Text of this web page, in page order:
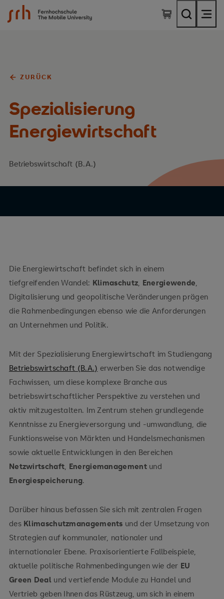
SRH Fernhochschule - The Mobile University
ZURÜCK
Spezialisierung
Energiewirtschaft
Betriebswirtschaft (B.A.)
Die Energiewirtschaft befindet sich in einem
tiefgreifenden Wandel: Klimaschutz, Energiewende,
Digitalisierung und geopolitische Veränderungen prägen
die Rahmenbedingungen ebenso wie die Anforderungen
an Unternehmen und Politik.
Mit der Spezialisierung Energiewirtschaft im Studiengang
Betriebswirtschaft (B.A.) erwerben Sie das notwendige
Fachwissen, um diese komplexe Branche aus
betriebswirtschaftlicher Perspektive zu verstehen und
aktiv mitzugestalten. Im Zentrum stehen grundlegende
Kenntnisse zu Energieversorgung und -umwandlung, die
Funktionsweise von Märkten und Handelsmechanismen
sowie aktuelle Entwicklungen in den Bereichen
Netzwirtschaft, Energiemanagementund
Energiespeicherung.
Darüber hinaus befassen Sie sich mit zentralen Fragen
des Klimaschutzmanagements und der Umsetzung von
Strategien auf kommunaler, nationaler und
internationaler Ebene. Praxisorientierte Fallbeispiele,
aktuelle politische Rahmenbedingungen wie der EU
Green Deal und vertiefende Module zu Handel und
Vertrieb geben Ihnen das Rüstzeug, um sich in einem